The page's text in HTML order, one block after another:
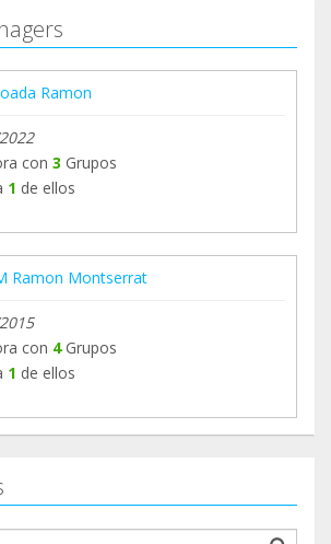
casos como el Lluís ya
la sufren.
corazón por hacer posible este
Ramon
con 3 Grupos
1 de ellos
Ramon Montserrat
con 4Grupos
1 de ellos